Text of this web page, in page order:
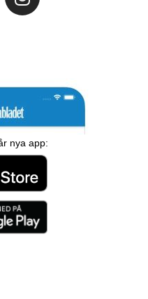
nya app: